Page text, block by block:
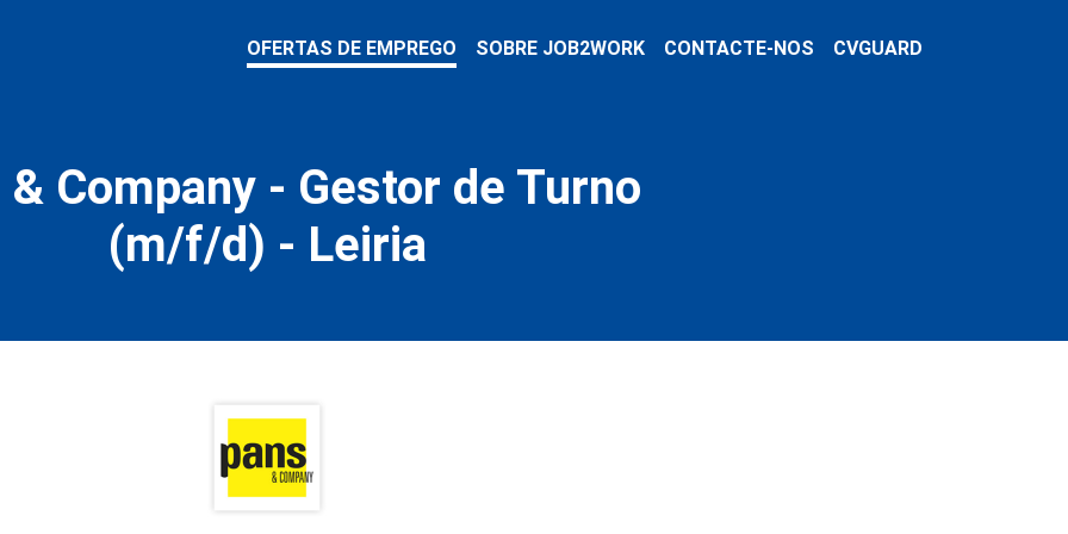
OFERTAS DE EMPREGO SOBRE JOB2WORK CONTACTE-NOS CVGUARD
& Company - Gestor de Turno
(m/f/d) - Leiria